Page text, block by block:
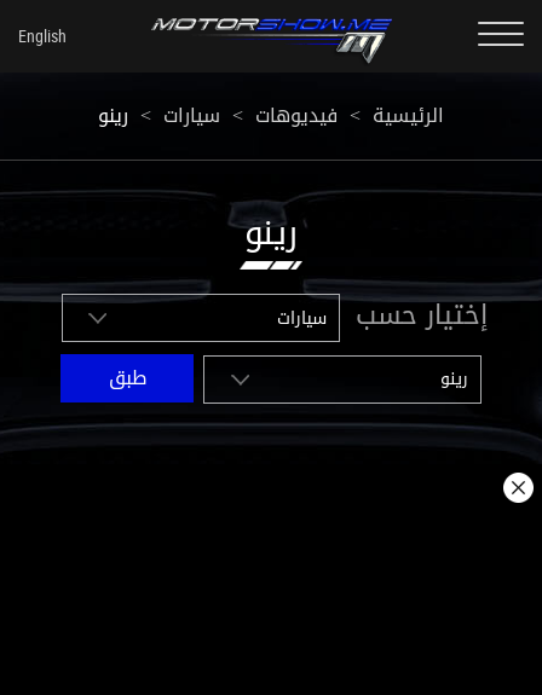
الرئيسية < فيديوهات < سيارات < رينو
رينو
إختيار حسب